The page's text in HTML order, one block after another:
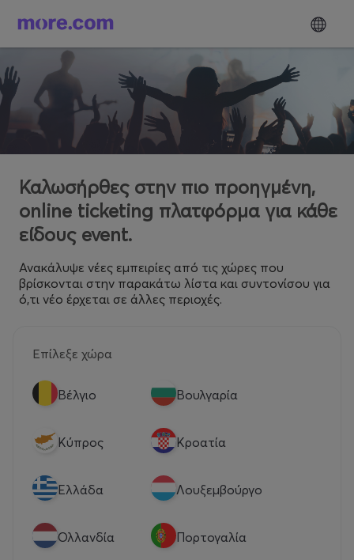
Καλωσήρθες στην πιο προηγμένη,
online ticketing πλατφόρμα για κάθε
είδους event.
Ανακάλυψε νέες εμπειρίες από τις χώρες που
βρίσκονται στην παρακάτω λίστα και συντονίσου για
ό,τι νέο έρχεται σε άλλες περιοχές.
Επίλεξε χώρα
Βέλγιο Βουλγαρία
Κύπρος Κροατία
Eλλάδα Λουξεμβούργο
Ολλανδία Πορτογαλία